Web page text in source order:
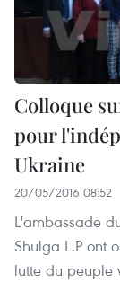
Colloque
pour
Ukraine
20/05/2016 08:52
L'ambassade
Shulga L.P ont
lutte du peuple